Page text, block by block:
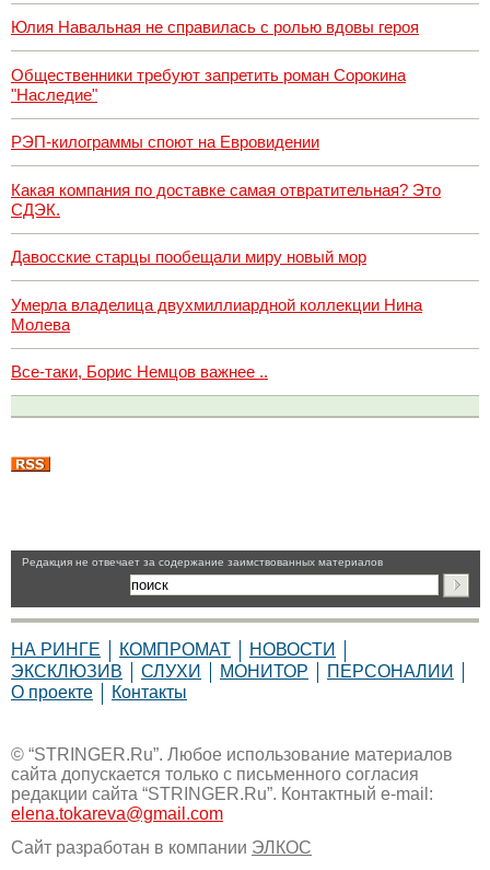
Юлия Навальная не справилась с ролью вдовы героя
Общественники требуют запретить роман Сорокина
"Наследие"
РЭП-килограммы споют на Евровидении
Какая компания по доставке самая отвратительная? Это
СДЭК.
Давосские старцы пообещали миру новый мор
Умерла владелица двухмиллиардной коллекции Нина
Молева
Все-таки, Борис Немцов важнее ..
Pедакция не отвечает за содержание заимствованных материалов
НА РИНГЕ КОМПРОМАТ
НОВОСТИ
ЭКСКЛЮЗИВ
СЛУХИ МОНИТОР
ПЕРСОНАЛИИ
О проекте
Контакты
© “STRINGER.Ru”. Любое использование материалов
сайта допускается только с письменного согласия
редакции сайта “STRINGER.Ru”. Контактный e-mail:
elena.tokareva@gmail.com
Сайт разработан в компании ЭЛКОС